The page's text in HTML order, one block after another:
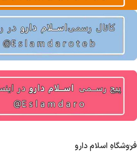
فروشگاهِ اسلام دارو